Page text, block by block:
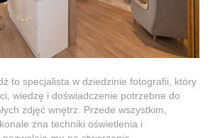
to specjalista w dziedzinie fotografii, który
wiedzę i doświadczenie potrzebne do
zdjęć wnętrz. Przede wszystkim,
zna techniki oświetlenia i